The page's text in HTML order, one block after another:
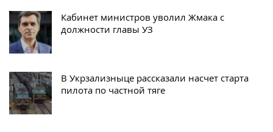
Кабинет министров уволил Жмака с
должности главы УЗ
В Укрзализныце рассказали насчет старта
пилота по частной тяге